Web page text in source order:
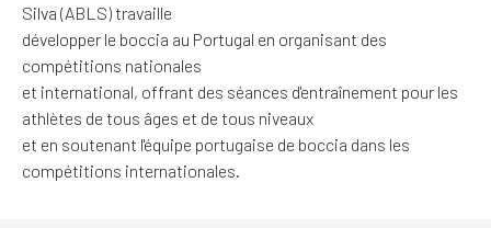
Silva (ABLS) travaille
développer le boccia au Portugal en organisant des
compétitions nationales
et international, offrant des séances d'entraînement pour les
athlètes de tous âges et de tous niveaux
et en soutenant l'équipe portugaise de boccia dans les
compétitions internationales.